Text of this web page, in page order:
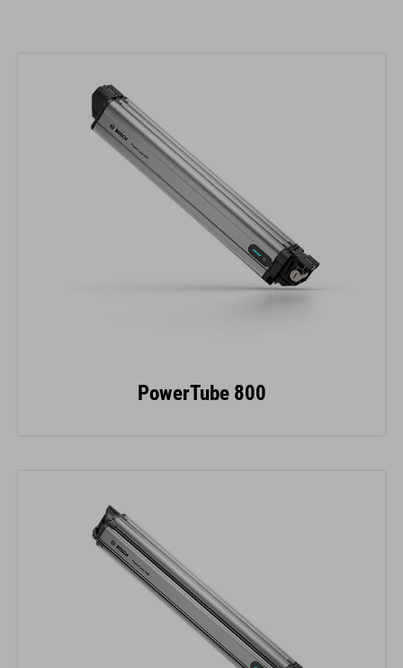
PowerTube 800